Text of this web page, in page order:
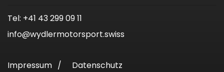
Tel: +41 43 299 09 11
info@wydlermotorsport.swiss
Impressum / Datenschutz